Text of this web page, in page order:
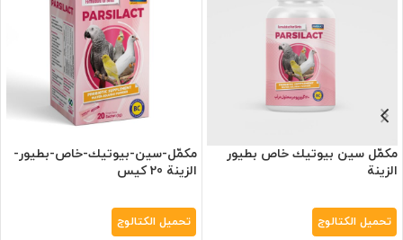
مكمّل سين بيوتيك خاص بطيور
الزينة
تحميل الكتالوج
مكمّل-سين-بيوتيك-خاص-بطيور-
الزينة 20 کیس
تحميل الكتالوج